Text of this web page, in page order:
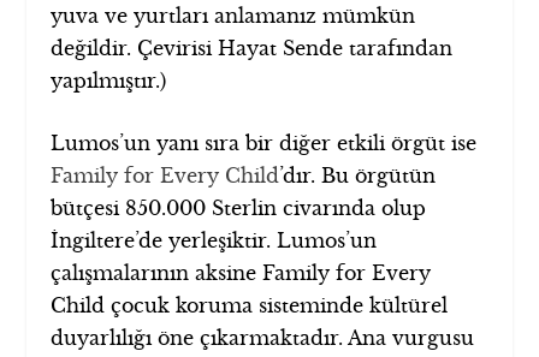
yuva ve yurtları anlamanız mümkün
değildir. Çevirisi Hayat Sende tarafından
yapılmıştır.)
Lumos’un yanı sıra bir diğer etkili örgüt ise
Family for Every Child’dır. Bu örgütün
bütçesi 850.000 Sterlin civarında olup
İngiltere’de yerleşiktir. Lumos’un
çalışmalarının aksine Family for Every
Child çocuk koruma sisteminde kültürel
duyarlılığı öne çıkarmaktadır. Ana vurgusu